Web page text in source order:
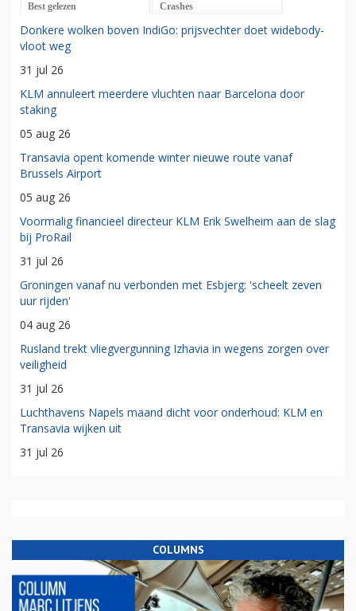
Best gelezen Crashes
Donkere wolken boven IndiGo: prijsvechter doet widebody-
vloot weg
31 jul 26
KLM annuleert meerdere vluchten naar Barcelona door
staking
05 aug 26
Transavia opent komende winter nieuwe route vanaf
Brussels Airport
05 aug 26
Voormalig financieel directeur KLM Erik Swelheim aan de slag
bij ProRail
31 jul 26
Groningen vanaf nu verbonden met Esbjerg: 'scheelt zeven
uur rijden'
04 aug 26
Rusland trekt vliegvergunning Izhavia in wegens zorgen over
veiligheid
31 jul 26
Luchthavens Napels maand dicht voor onderhoud: KLM en
Transavia wijken uit
31 jul 26
COLUMNS